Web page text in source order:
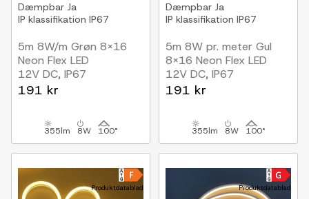
Dæmpbar Ja
IP klassifikation IP67
5m 8W/m Grøn 8x16
Neon Flex LED
12V DC, IP67
191 kr
355lm 8W 100°
Dæmpbar Ja
IP klassifikation IP67
5m 8W pr. meter Gul
8x16 Neon Flex LED
12V DC, IP67
191 kr
355lm 8W 100°
Produktdatablad Produktdatablad